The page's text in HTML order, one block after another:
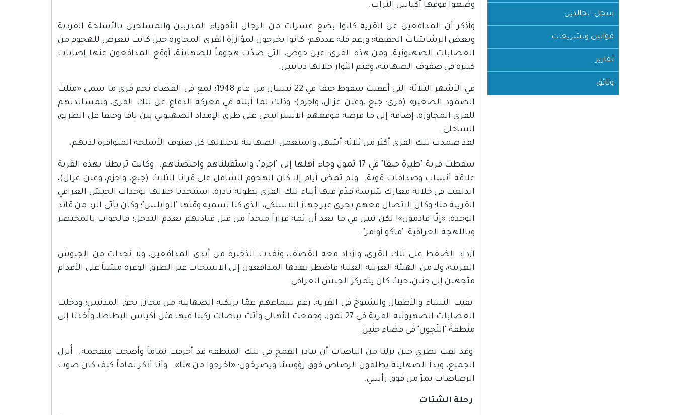
سجل الخالدين
قوانين وتشريعات
تقارير
وثائق
وضعوا فوقها أكياس التراب.
وأذكر أن المدافعين عن القرية كانوا بضع عشرات من الرجال الأقوياء المدربين والمسلحين بالأسلحة الفردية
وبعض الرشاشات الخفيفة؛ ورغم قلة عددهم؛ كانوا يخرجون لمؤازرة القرى المجاورة حين كانت تتعرض للهجوم من
العصابات الصهيونية. ومن هذه القرى: عين حوض، التي صدّت هجوماً للصهاينة، أوقع المدافعون عنها إصابات
كبيرة في صفوف الصهاينة، وغنم الثوار خلالها دبابتين.
في الأشهر الثلاثة التي أعقبت سقوط حيفا في 22 نيسان من عام 1948؛ لمع في القضاء نجم قرى ما سمي «مثلث
الصمود الصغير» (قرى: جبع ،وعين غزال، واجزم)؛ وذلك لما أبلته في معركة الدفاع عن تلك القرى، ولمساندتهم
للقرى المجاورة، إضافة إلى ما فرضه موقعهم الاستراتيجي على طرق الإمداد الصهيوني بين يافا وحيفا عل الطريق
الساحلي.
لقد صمدت تلك القرى أكثر من ثلاثة أشهر، واستعمل الصهاينة لاحتلالها كل صنوف الأسلحة المتوافرة لديهم.
سقطت قرية "طيرة حيفا" في 17 تموز، وجاء أهلها إلى "اجزم"، واستقبلناهم واحتضناهم. وكانت تربطنا بهذه القرية
علاقة أنساب وصداقات قوية. ولم تمض أيام إلا كان الهجوم الشامل على قرانا الثلاث (جبع، واجزم، وعين غزال)،
اندلعت في خلاله معارك شرسة قدّم فيها أبناء تلك القرى بطولة نادرة، استنجدنا خلالها بوحدات الجيش العراقي
القريبة منا؛ وكان الاتصال معهم بجري عبر جهاز اللاسلكي، الذي كنا نسميه وقتها "الوايلس"؛ وكان يأتي الرد من قائد
الوحدة: «إنّا قادمون»! لكن تبين في ما بعد أن ثمة قراراً متخذاً من قبل قيادتهم بعدم التدخل؛ فالجواب بالمختصر
وباللهجة العراقية: "ماكو أوامر".
ازداد الضغط على تلك القرى، وازداد معه القصف، ونفدت الذخيرة من أيدي المدافعين، ولا نجدات من الجيوش
العربية، ولا من الهيئة العربية العليا؛ فاضطر بعدها المدافعون إلى الانسحاب عبر الطرق الوعرة مشياً على الأقدام
متجهين إلى جنين، حيث كان يتمركز الجيش العراقي.
بقيت النساء والأطفال والشيوخ في القرية، رغم سماعهم عمّا يرتكبه الصهاينة من مجازر بحق المدنيين؛ ودخلت
العصابات الصهيونية القرية في 27 تموز، وجمعت الأهالي وأتت بباصات ركبنا فيها مثل أكياس البطاطا، وأُخذنا إلى
منطقة "اللّجون" في قضاء جنين.
وقد لفت نظري حين نزلنا من الباصات أن بيادر القمح في تلك المنطقة قد أحرقت تماماً وأضحت متفحمة. أُنزل
الجميع، وبدأ الصهاينة يطلقون الرصاص فوق رؤوسنا ويصرخون: «اخرجوا من هنا». وأنا أذكر تماماً كيف كان صوت
الرصاصات يمرّ من فوق رأسي.
رحلة الشتات